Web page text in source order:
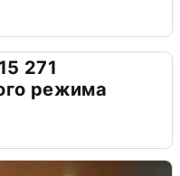
271
режима